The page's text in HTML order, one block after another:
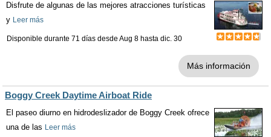
Disfrute de algunas de las mejores atracciones turísticas
y Leer más
Disponible durante 71 días desde Aug 8 hasta dic. 30
Más información
Boggy Creek Daytime Airboat Ride
El paseo diurno en hidrodeslizador de Boggy Creek ofrece
una de las Leer más